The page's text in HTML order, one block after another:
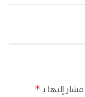
إليها بـ*